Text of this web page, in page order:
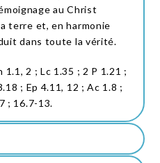
au Christ
terre et, en harmonie
dans toute la vérité.
2 ; Lc 1.35 ; 2 P 1.21 ;
; Ep 4.11, 12 ; Ac 1.8 ;
; 16.7-13.